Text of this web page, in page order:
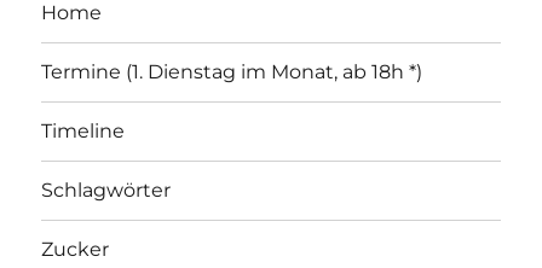
Home
Termine (1. Dienstag im Monat, ab 18h *)
Timeline
Schlagwörter
Zucker